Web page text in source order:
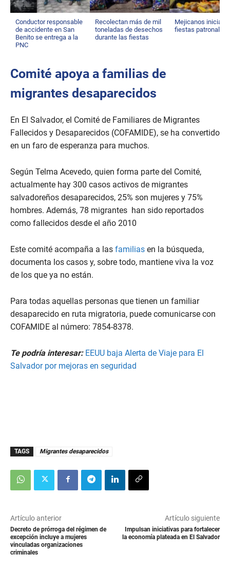
Conductor responsable
de accidente en San
Benito se entrega a la
PNC
Recolectan más de mil
toneladas de desechos
durante las fiestas
Mejicanos inicia
fiestas patronales
Comité apoya a familias de
migrantes desaparecidos
En El Salvador, el Comité de Familiares de Migrantes
Fallecidos y Desaparecidos (COFAMIDE), se ha convertido
en un faro de esperanza para muchos.
Según Telma Acevedo, quien forma parte del Comité,
actualmente hay 300 casos activos de migrantes
salvadoreños desaparecidos, 25% son mujeres y 75%
hombres. Además, 78 migrantes han sido reportados
como fallecidos desde el año 2010
Este comité acompaña a las familias en la búsqueda,
documenta los casos y, sobre todo, mantiene viva la voz
de los que ya no están.
Para todas aquellas personas que tienen un familiar
desaparecido en ruta migratoria, puede comunicarse con
COFAMIDE al número: 7854-8378.
Te podría interesar: EEUU baja Alerta de Viaje para El
Salvador por mejoras en seguridad
TAGS Migrantes desaparecidos
Artículo anterior
Decreto de prórroga del régimen de
excepción incluye a mujeres
vinculadas organizaciones
criminales
Artículo siguiente
Impulsan iniciativas para fortalecer
la economía plateada en El Salvador